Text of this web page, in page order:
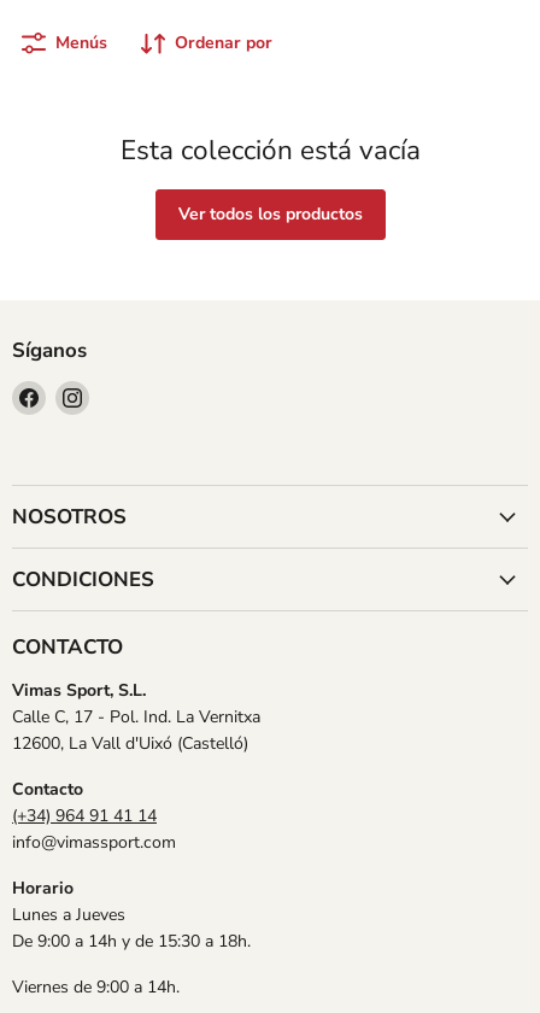
Menús Ordenar por
Esta colección está vacía
Ver todos los productos
Síganos
Encuéntrenos
Encuéntrenos
NOSOTROS
CONDICIONES
CONTACTO
Vimas Sport, S.L.
Calle C, 17 - Pol. Ind. La Vernitxa
12600, La Vall d'Uixó (Castelló)
Contacto
(+34) 964 91 41 14
info@vimassport.com
Horario
Lunes a Jueves
De 9:00 a 14h y de 15:30 a 18h.
Viernes de 9:00 a 14h.